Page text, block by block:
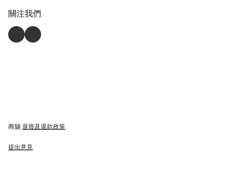
關注我們
商舖 退貨及退款政策
提出意見